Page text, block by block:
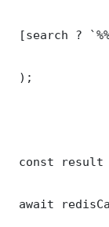
[search ?
);
const result
await